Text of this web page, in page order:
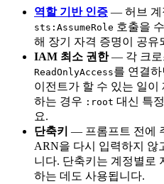
역할 기반 인증 — 허브 계
sts:AssumeRole 호출을
해 장기 자격 증명이 공유
IAM 최소 권한— 각 크로
ReadOnlyAccess를 연결
이전트가 할 수 있는 일이
하는 경우 :root 대신 특
요.
단축키 — 프롬프트 전에
ARN을 다시 입력하지 않
니다. 단축키는 계정별로
하는 데도 사용됩니다.